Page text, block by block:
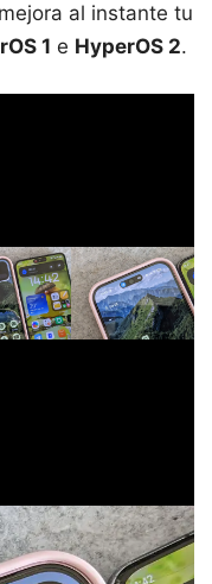
al instante tu
1 e HyperOS 2.